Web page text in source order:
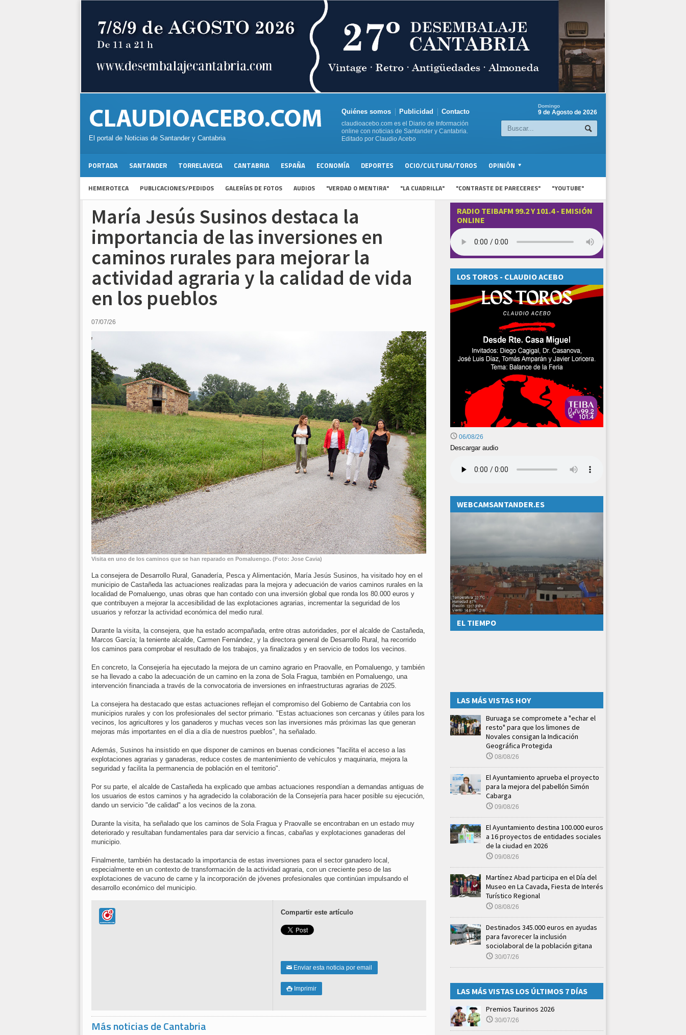
El portal de Noticias de Santander y Cantabria
Quiénes somos Publicidad Contacto
claudioacebo.com es el Diario de Información
online con noticias de Santander y Cantabria.
Editado por Claudio Acebo
Domingo
9 de Agosto de 2026
PORTADA SANTANDER TORRELAVEGA CANTABRIA ESPAÑA ECONOMÍA DEPORTES OCIO/CULTURA/TOROS OPINIÓN
HEMEROTECA PUBLICACIONES/PEDIDOS GALERÍAS DE FOTOS AUDIOS "VERDAD O MENTIRA" "LA CUADRILLA" "CONTRASTE DE PARECERES" "YOUTUBE"
María Jesús Susinos destaca la
importancia de las inversiones en
caminos rurales para mejorar la
actividad agraria y la calidad de vida
en los pueblos
07/07/26
Visita en uno de los caminos que se han reparado en Pomaluengo. (Foto: Jose Cavia)
La consejera de Desarrollo Rural, Ganadería, Pesca y Alimentación, María Jesús Susinos, ha visitado hoy en el
municipio de Castañeda las actuaciones realizadas para la mejora y adecuación de varios caminos rurales en la
localidad de Pomaluengo, unas obras que han contado con una inversión global que ronda los 80.000 euros y
que contribuyen a mejorar la accesibilidad de las explotaciones agrarias, incrementar la seguridad de los
usuarios y reforzar la actividad económica del medio rural.
Durante la visita, la consejera, que ha estado acompañada, entre otras autoridades, por el alcalde de Castañeda,
Marcos García; la teniente alcalde, Carmen Fernández, y la directora general de Desarrollo Rural, ha recorrido
los caminos para comprobar el resultado de los trabajos, ya finalizados y en servicio de todos los vecinos.
En concreto, la Consejería ha ejecutado la mejora de un camino agrario en Praovalle, en Pomaluengo, y también
se ha llevado a cabo la adecuación de un camino en la zona de Sola Fragua, también en Pomaluengo, una
intervención financiada a través de la convocatoria de inversiones en infraestructuras agrarias de 2025.
La consejera ha destacado que estas actuaciones reflejan el compromiso del Gobierno de Cantabria con los
municipios rurales y con los profesionales del sector primario. "Estas actuaciones son cercanas y útiles para los
vecinos, los agricultores y los ganaderos y muchas veces son las inversiones más próximas las que generan
mejoras más importantes en el día a día de nuestros pueblos", ha señalado.
Además, Susinos ha insistido en que disponer de caminos en buenas condiciones "facilita el acceso a las
explotaciones agrarias y ganaderas, reduce costes de mantenimiento de vehículos y maquinaria, mejora la
seguridad y facilita la permanencia de población en el territorio".
Por su parte, el alcalde de Castañeda ha explicado que ambas actuaciones respondían a demandas antiguas de
los usuarios de estos caminos y ha agradecido la colaboración de la Consejería para hacer posible su ejecución,
dando un servicio "de calidad" a los vecinos de la zona.
Durante la visita, ha señalado que los caminos de Sola Fragua y Praovalle se encontraban en un estado muy
deteriorado y resultaban fundamentales para dar servicio a fincas, cabañas y explotaciones ganaderas del
municipio.
Finalmente, también ha destacado la importancia de estas inversiones para el sector ganadero local,
especialmente en un contexto de transformación de la actividad agraria, con un creciente peso de las
explotaciones de vacuno de carne y la incorporación de jóvenes profesionales que continúan impulsando el
desarrollo económico del municipio.
Compartir este artículo
✉ Enviar esta noticia por email
 Imprimir
Más noticias de Cantabria
RADIO TEIBAFM 99.2 Y 101.4 - EMISIÓN
ONLINE
LOS TOROS - CLAUDIO ACEBO
06/08/26
Descargar audio
WEBCAMSANTANDER.ES
EL TIEMPO
LAS MÁS VISTAS HOY
Buruaga se compromete a "echar el
resto" para que los limones de
Novales consigan la Indicación
Geográfica Protegida
08/08/26
El Ayuntamiento aprueba el proyecto
para la mejora del pabellón Simón
Cabarga
09/08/26
El Ayuntamiento destina 100.000 euros
a 16 proyectos de entidades sociales
de la ciudad en 2026
09/08/26
Martínez Abad participa en el Día del
Museo en La Cavada, Fiesta de Interés
Turístico Regional
08/08/26
Destinados 345.000 euros en ayudas
para favorecer la inclusión
sociolaboral de la población gitana
30/07/26
LAS MÁS VISTAS LOS ÚLTIMOS 7 DÍAS
Premios Taurinos 2026
30/07/26